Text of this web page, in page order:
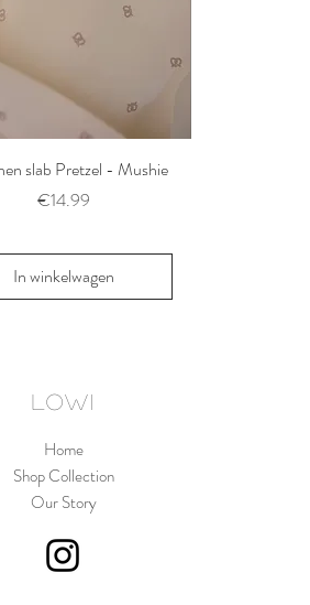
slab Pretzel - Mushie
Prijs
€14.99
In winkelwagen
LOWI
Home
Shop Collection
Our Story